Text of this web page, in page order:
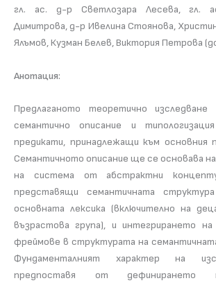
гл. ас. д-р Светлозара Лесева, гл.
Димитрова, д-р Ивелина Стояновa,
Ялъмов, Кузман Белев, Виктория Петрова
Анотация:
Предлаганото теоретично
семантично описание и
предикати, принадлежащи към основния
Семантичното описание ще се основава
на система от абстрактни
представящи семантичната
основната лексика (включително на
възрастова група), и интегрирането
фреймове в структурата на
Фундаменталният характер на
предпоставя от дефинирането